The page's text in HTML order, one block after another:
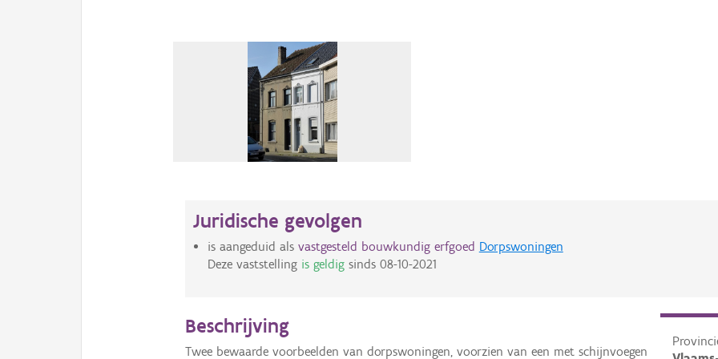
Juridische gevolgen
is aangeduid als vastgesteld bouwkundig erfgoed Dorpswoningen
Deze vaststelling is geldigsinds 08-10-2021
Beschrijving
Twee bewaarde voorbeelden van dorpswoningen, voorzien van een met schijnvoegen